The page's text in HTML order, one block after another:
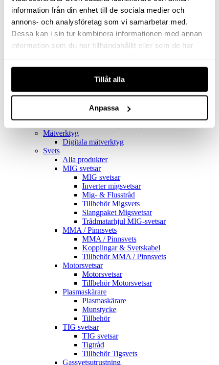
information från din enhet till de sociala medier och
annons- och analysföretag som vi samarbetar med.
Dessa kan i sin tur kombinera informationen med annan
information som du har tillhandahållit eller som de har
Tillåt alla
Anpassa
Golv- & Kombinationsmunstycke
Munstycke
Motor
Reservdelar dammsugare
Rör & handtag
Uppsamlingspåsar
Alla produkter
Mätverktyg
Digitala mätverktyg
Svets
Alla produkter
MIG svetsar
MIG svetsar
Inverter migsvetsar
Mig- & Flusstråd
Tillbehör Migsvets
Slangpaket Migsvetsar
Trådmatarhjul MIG-svetsar
MMA / Pinnsvets
MMA / Pinnsvets
Kopplingar & Svetskabel
Tillbehör MMA / Pinnsvets
Motorsvetsar
Motorsvetsar
Tillbehör Motorsvetsar
Plasmaskärare
Plasmaskärare
Munstycke
Tillbehör
TIG svetsar
TIG svetsar
Tigtråd
Tillbehör Tigsvets
Gassvetsutrustning